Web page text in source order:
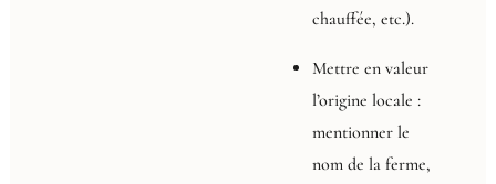
chauffée, etc.).
Mettre en valeur
l’origine locale :
mentionner le
nom de la ferme,